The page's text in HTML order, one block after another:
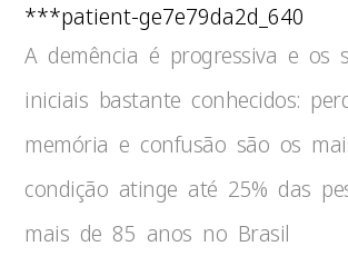
***patient-ge7e79da2d_640
A demência é progressiva e os
iniciais bastante conhecidos:
memória e confusão são os
condição atinge até 25% das
mais de 85 anos no Brasil